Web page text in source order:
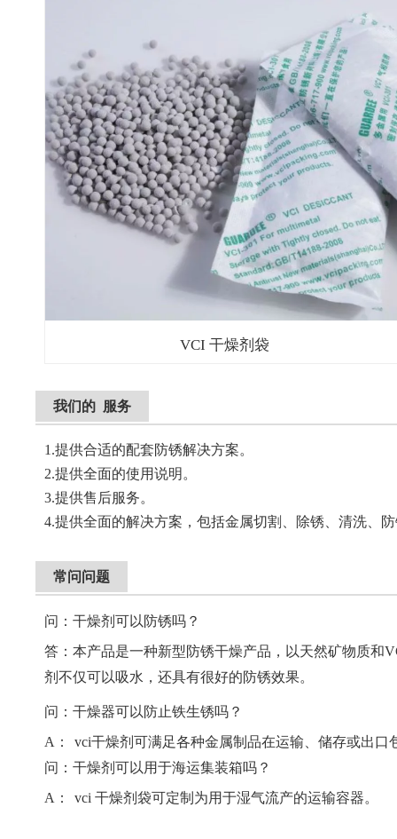
VCI 干燥剂袋
我们的 服务
1.提供合适的配套防锈解决方案。
2.提供全面的使用说明。
3.提供售后服务。
4.提供全面的解决方案，包括金属切割、除锈、清洗、
常问问题
问：干燥剂可以防锈吗？
答：本产品是一种新型防锈干燥产品，以天然矿物质和
剂不仅可以吸水，还具有很好的防锈效果。
问：干燥器可以防止铁生锈吗？
A：
vci干燥剂可满足各种金属制品在运输、储存或出口
问：干燥剂可以用于海运集装箱吗？
A：
vci 干燥剂袋可定制为用于湿气流产的运输容器。